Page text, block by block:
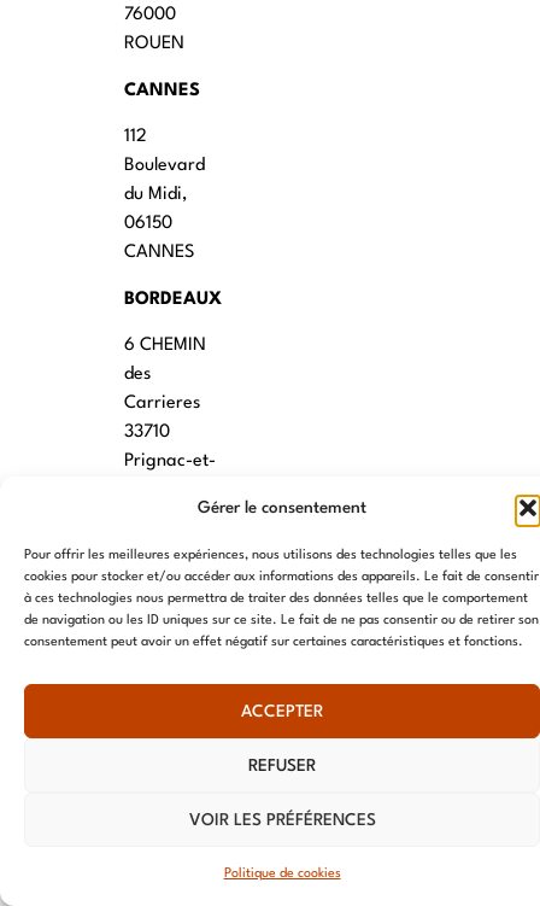
Gérer le consentement
Pour offrir les meilleures expériences, nous utilisons des technologies telles que les
cookies pour stocker et/ou accéder aux informations des appareils. Le fait de consentir
à ces technologies nous permettra de traiter des données telles que le comportement
de navigation ou les ID uniques sur ce site. Le fait de ne pas consentir ou de retirer son
consentement peut avoir un effet négatif sur certaines caractéristiques et fonctions.
ACCEPTER
REFUSER
VOIR LES PRÉFÉRENCES
Politique de cookies
76000
ROUEN
CANNES
112
Boulevard
du Midi,
06150
CANNES
BORDEAUX
6 CHEMIN
des
Carrieres
33710
Prignac-et-
7 rue des
écoles
34790
© AME 2024, tous droits réservés